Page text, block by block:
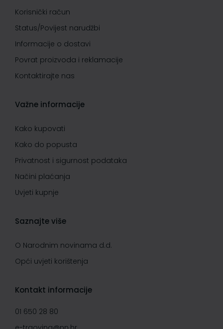
Korisnički račun
Status/Povijest narudžbi
Informacije o dostavi
Povrat proizvoda i reklamacije
Kontaktirajte nas
Važne informacije
Kako kupovati
Kako do popusta
Privatnost i sigurnost podataka
Načini plaćanja
Uvjeti kupnje
Saznajte više
O Narodnim novinama d.d.
Opći uvjeti korištenja
Kontakt informacije
01 650 28 80